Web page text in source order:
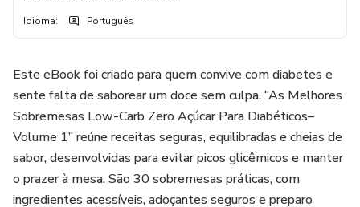
Idioma: Português
Este eBook foi criado para quem convive com diabetes e
sente falta de saborear um doce sem culpa. “As Melhores
Sobremesas Low-Carb Zero Açúcar Para Diabéticos–
Volume 1” reúne receitas seguras, equilibradas e cheias de
sabor, desenvolvidas para evitar picos glicêmicos e manter
o prazer à mesa. São 30 sobremesas práticas, com
ingredientes acessíveis, adoçantes seguros e preparo